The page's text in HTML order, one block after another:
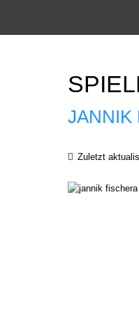
JANNIK
Zuletzt